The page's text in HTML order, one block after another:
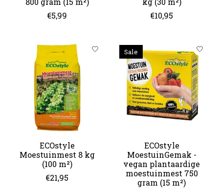
€5,99
€10,95
ECOstyle
Moestuinmest 8 kg
(100 m²)
€21,95
Sale
ECOstyle
MoestuinGemak -
vegan plantaardige
moestuinmest 750
gram (15 m²)